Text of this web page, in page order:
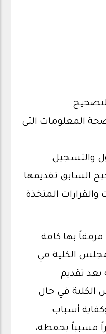
المعلومات التي
والتسجيل
السابق تقديمها
المتخذة
بها كافة
الكلية في
بعد تقديم
الكلية في حال
أسباب
مسبباً بحفظه،